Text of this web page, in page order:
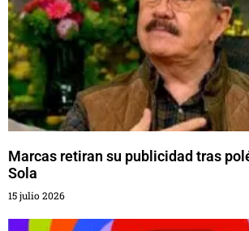
Marcas retiran su publicidad tras
Sola
15 julio 2026